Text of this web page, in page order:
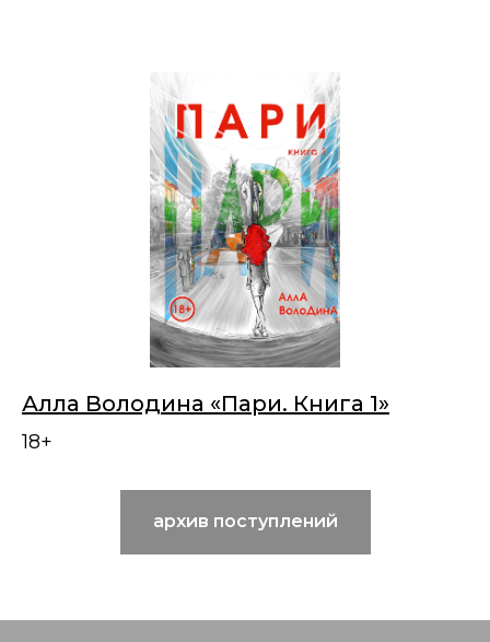
Алла Володина «Пари. Книга 1»
18+
архив поступлений